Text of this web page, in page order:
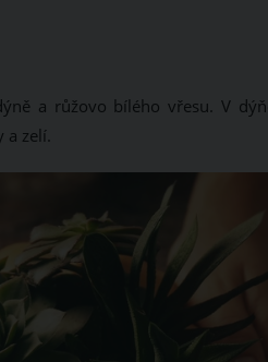
a růžovo bílého vřesu. V
a zelí.